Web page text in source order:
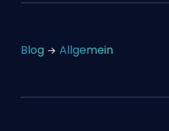
Blog Allgemein